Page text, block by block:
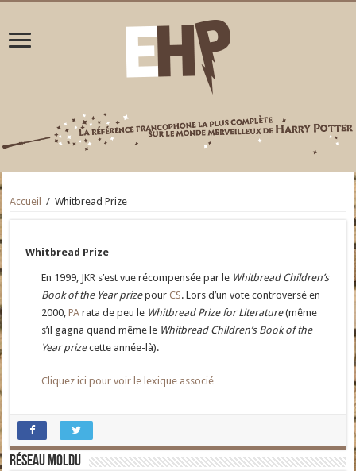
Accueil / Whitbread Prize
Whitbread Prize
En 1999, JKR s’est vue récompensée par le Whitbread Children’s
Book of the Year prizepourCS. Lors d’un vote controversé en
2000,PA rata de peu le Whitbread Prize for Literature(même
s’il gagna quand même le Whitbread Children’s Book of the
Year prizecette année-là).
Cliquez ici pour voir le lexique associé
Réseau moldu